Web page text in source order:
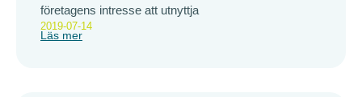
företagens intresse att utnyttja
2019-07-14
Läs mer